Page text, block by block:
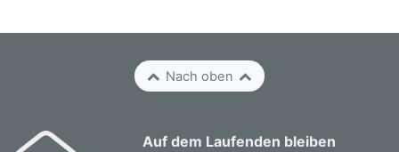
Nach oben
Auf dem Laufenden bleiben